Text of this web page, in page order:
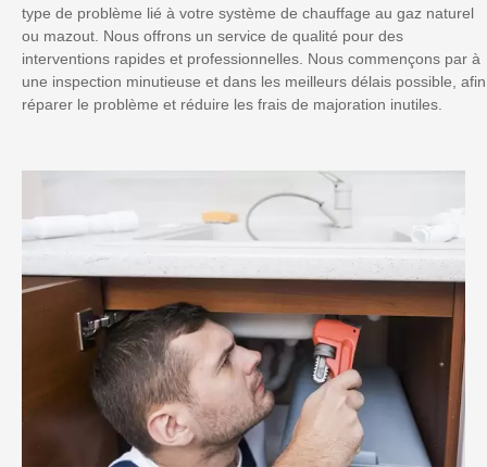
type de problème lié à votre système de chauffage au gaz naturel
ou mazout. Nous offrons un service de qualité pour des
interventions rapides et professionnelles. Nous commençons par à
une inspection minutieuse et dans les meilleurs délais possible, afin
réparer le problème et réduire les frais de majoration inutiles.